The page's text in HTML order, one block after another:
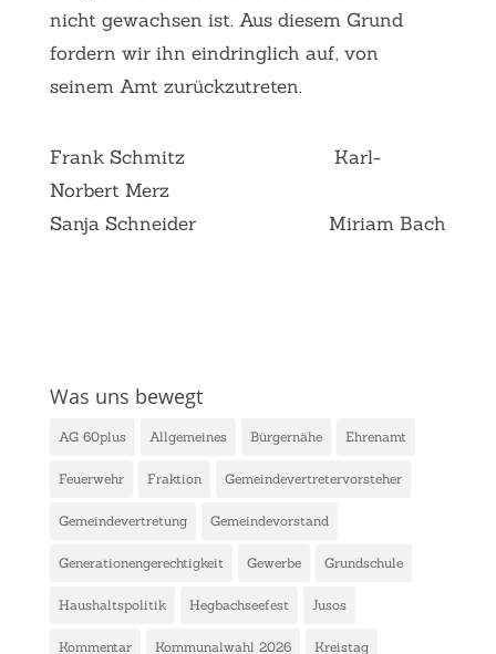
nicht gewachsen ist. Aus diesem Grund
fordern wir ihn eindringlich auf, von
seinem Amt zurückzutreten.
Frank Schmitz
Karl-
Norbert Merz
Sanja Schneider
Miriam Bach
Was uns bewegt
AG 60plus Allgemeines Bürgernähe Ehrenamt
Feuerwehr Fraktion Gemeindevertretervorsteher
Gemeindevertretung Gemeindevorstand
Generationengerechtigkeit Gewerbe Grundschule
Haushaltspolitik Hegbachseefest Jusos
Kommentar Kommunalwahl 2026 Kreistag